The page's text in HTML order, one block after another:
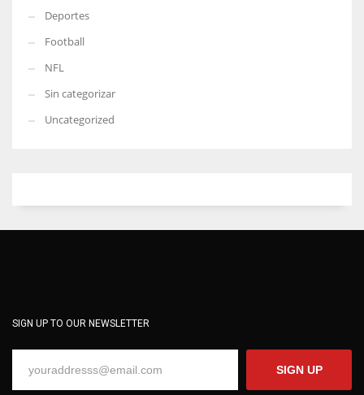
Deportes
Football
NFL
Sin categorizar
Uncategorized
SIGN UP TO OUR NEWSLETTER
SIGN UP